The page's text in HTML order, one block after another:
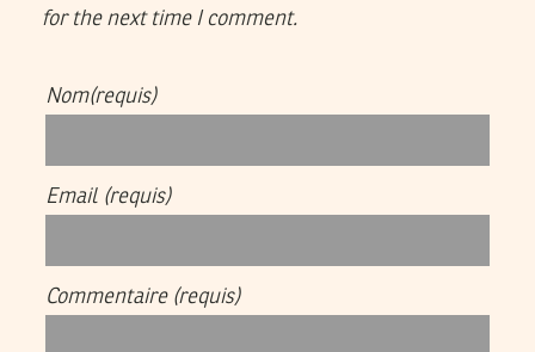
for the next time I comment.
Nom(requis)
Email (requis)
Commentaire (requis)